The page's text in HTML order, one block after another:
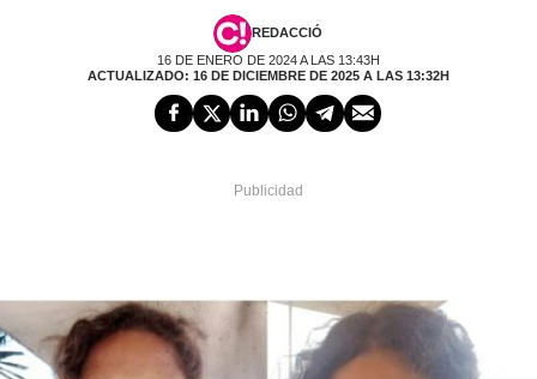
REDACCIÓ
16 DE ENERO DE 2024 A LAS 13:43H
ACTUALIZADO: 16 DE DICIEMBRE DE 2025 A LAS 13:32H